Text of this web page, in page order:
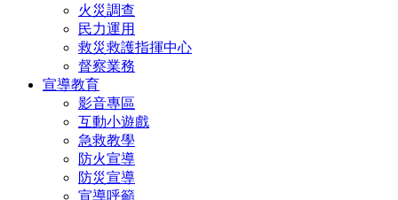
火災調查
民力運用
救災救護指揮中心
督察業務
宣導教育
影音專區
互動小遊戲
急救教學
防火宣導
防災宣導
宣導呼籲